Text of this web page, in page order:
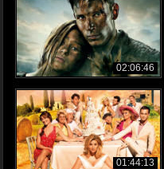
02:06:46
01:44:13